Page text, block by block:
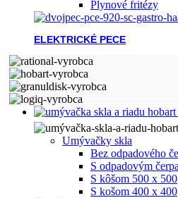
Plynové fritézy
ELEKTRICKÉ PECE
Umývačky skla
Bez odpadového
S odpadovým
S kôšom 500 x 500
S košom 400 x 400